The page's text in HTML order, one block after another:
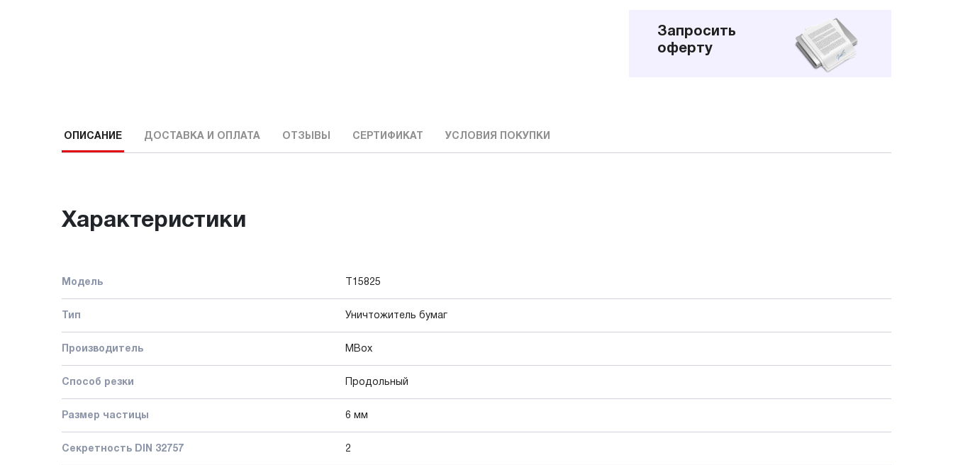
Запросить
оферту
ОПИСАНИЕ ДОСТАВКА И ОПЛАТА ОТЗЫВЫ СЕРТИФИКАТ УСЛОВИЯ ПОКУПКИ
Характеристики
Модель Т15825
Тип Уничтожитель бумаг
Производитель MBox
Способ резки Продольный
Размер частицы 6 мм
Секретность DIN 32757 2